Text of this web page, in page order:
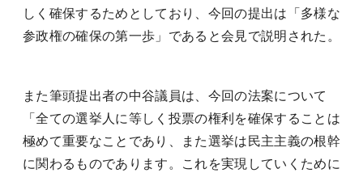
しく確保するためとしており、今回の提出は「多様な
参政権の確保の第一歩」であると会見で説明された。
また筆頭提出者の中谷議員は、今回の法案について
「全ての選挙人に等しく投票の権利を確保することは
極めて重要なことであり、また選挙は民主主義の根幹
に関わるものであります。これを実現していくために